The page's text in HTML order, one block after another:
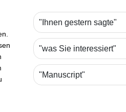
"Ihnen gestern sagte"
"was Sie interessiert"
"Manuscript"